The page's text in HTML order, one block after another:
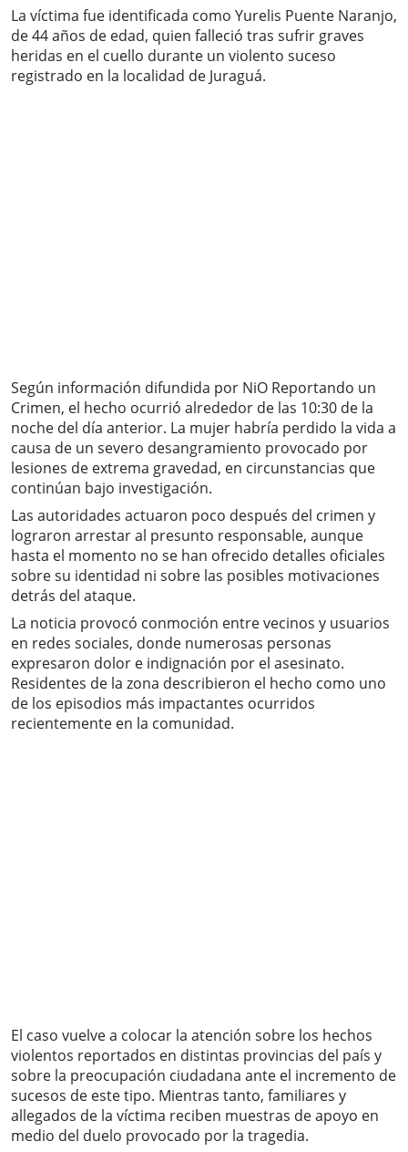
La víctima fue identificada como Yurelis Puente Naranjo,
de 44 años de edad, quien falleció tras sufrir graves
heridas en el cuello durante un violento suceso
registrado en la localidad de Juraguá.
Según información difundida por NiO Reportando un
Crimen, el hecho ocurrió alrededor de las 10:30 de la
noche del día anterior. La mujer habría perdido la vida a
causa de un severo desangramiento provocado por
lesiones de extrema gravedad, en circunstancias que
continúan bajo investigación.
Las autoridades actuaron poco después del crimen y
lograron arrestar al presunto responsable, aunque
hasta el momento no se han ofrecido detalles oficiales
sobre su identidad ni sobre las posibles motivaciones
detrás del ataque.
La noticia provocó conmoción entre vecinos y usuarios
en redes sociales, donde numerosas personas
expresaron dolor e indignación por el asesinato.
Residentes de la zona describieron el hecho como uno
de los episodios más impactantes ocurridos
recientemente en la comunidad.
El caso vuelve a colocar la atención sobre los hechos
violentos reportados en distintas provincias del país y
sobre la preocupación ciudadana ante el incremento de
sucesos de este tipo. Mientras tanto, familiares y
allegados de la víctima reciben muestras de apoyo en
medio del duelo provocado por la tragedia.